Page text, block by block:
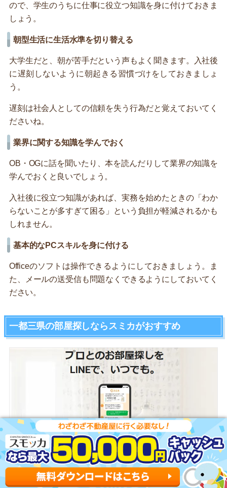
ので、学生のうちに仕事に役立つ知識を身に付けておきま
しょう。
朝型生活に生活水準を切り替える
大学生だと、朝が苦手だという声もよく聞きます。入社後
に遅刻しないように朝起きる習慣づけをしておきましょ
う。
遅刻は社会人としての信頼を失う行為だと覚えておいてく
ださいね。
業界に関する知識を学んでおく
OB・OGに話を聞いたり、本を読んだりして業界の知識を
学んでおくと良いでしょう。
入社後に役立つ知識があれば、実務を始めたときの「わか
らないことが多すぎて困る」という負担が軽減されるかも
しれません。
基本的なPCスキルを身に付ける
Officeのソフトは操作できるようにしておきましょう。ま
た、メールの送受信も問題なくできるようにしておいてく
ださい。
一都三県の部屋探しならスミカがおすすめ
スミカがおすすめな3つのポイント